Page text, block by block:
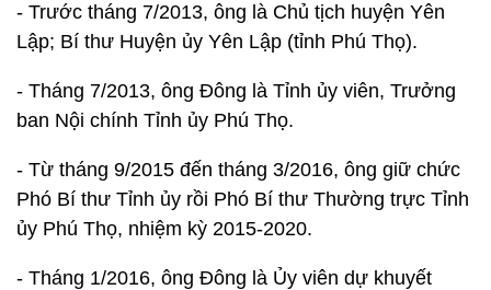
- Trước tháng 7/2013, ông là Chủ tịch huyện Yên
Lập; Bí thư Huyện ủy Yên Lập (tỉnh Phú Thọ).
- Tháng 7/2013, ông Đông là Tỉnh ủy viên, Trưởng
ban Nội chính Tỉnh ủy Phú Thọ.
- Từ tháng 9/2015 đến tháng 3/2016, ông giữ chức
Phó Bí thư Tỉnh ủy rồi Phó Bí thư Thường trực Tỉnh
ủy Phú Thọ, nhiệm kỳ 2015-2020.
- Tháng 1/2016, ông Đông là Ủy viên dự khuyết